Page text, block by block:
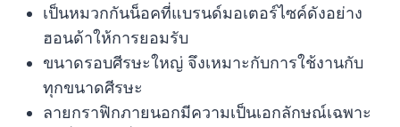
เป็นหมวกกันน็อคที่แบรนด์มอเตอร์ไซค์ดังอย่าง
ฮอนด้าให้การยอมรับ
ขนาดรอบศีรษะใหญ่ จึงเหมาะกับการใช้งานกับ
ทุกขนาดศีรษะ
ลายกราฟิกภายนอกมีความเป็นเอกลักษณ์เฉพาะ